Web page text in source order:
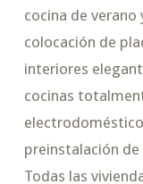
cocina de verano
colocación de
interiores
cocinas
preinstalación
Todas las